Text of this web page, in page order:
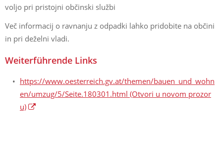
voljo pri pristojni občinski službi
Več informacij o ravnanju z odpadki lahko pridobite na občini
in pri deželni vladi.
Weiterführende Links
https://www.oesterreich.gv.at/themen/bauen_und_wohn
en/umzug/5/Seite.180301.html (Otvori u novom prozor
u)